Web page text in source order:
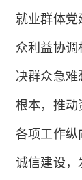
就业群体
众利益协
决群众急难
根本，推动
各项工作纵
诚信建设，